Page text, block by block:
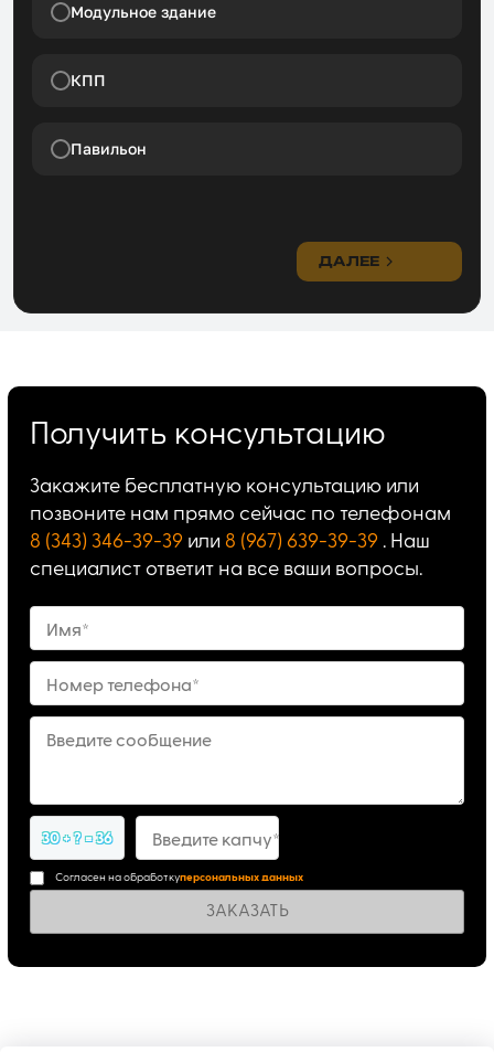
Модульное здание
КПП
Павильон
ДАЛЕЕ
Получить консультацию
Закажите бесплатную консультацию или
позвоните нам прямо сейчас по телефонам
8 (343) 346-39-39 или 8 (967) 639-39-39 . Наш
специалист ответит на все ваши вопросы.
Имя*
Номер телефона*
Введите сообщение
30 + ? = 36 Введите капчу*
Согласен на обработкуперсональных данных
ЗАКАЗАТЬ